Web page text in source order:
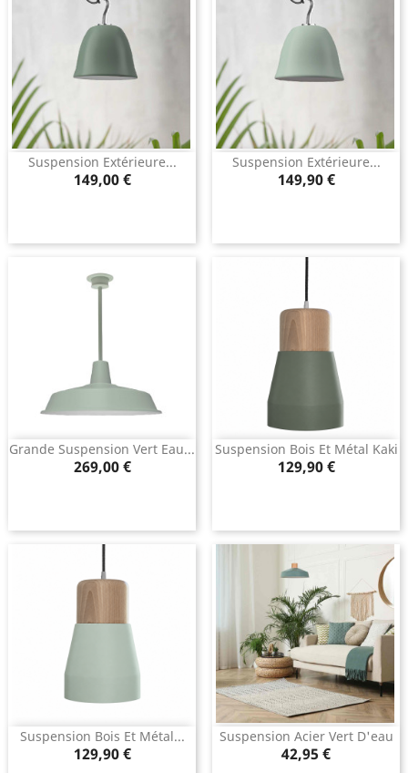
Suspension Extérieure...
Prix
149,00 €
Suspension Extérieure...
Prix
149,90 €
Grande Suspension Vert Eau...
Prix
269,00 €
Suspension Bois Et Métal Kaki
Prix
129,90 €
Suspension Bois Et Métal...
Prix
129,90 €
Suspension Acier Vert D'eau
Prix
42,95 €